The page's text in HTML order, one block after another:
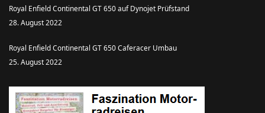
Royal Enfield Continental GT 650 auf Dynojet Prüfstand
28. August 2022
Royal Enfield Continental GT 650 Caferacer Umbau
25. August 2022